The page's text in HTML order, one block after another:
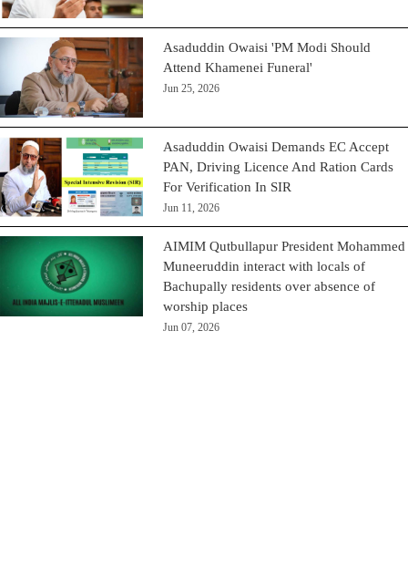
Asaduddin Owaisi 'PM Modi Should
Attend Khamenei Funeral'
Jun 25, 2026
Asaduddin Owaisi Demands EC Accept
PAN, Driving Licence And Ration Cards
For Verification In SIR
Jun 11, 2026
AIMIM Qutbullapur President Mohammed
Muneeruddin interact with locals of
Bachupally residents over absence of
worship places
Jun 07, 2026